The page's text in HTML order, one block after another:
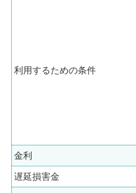
利用するための条件
金利
遅延損害金